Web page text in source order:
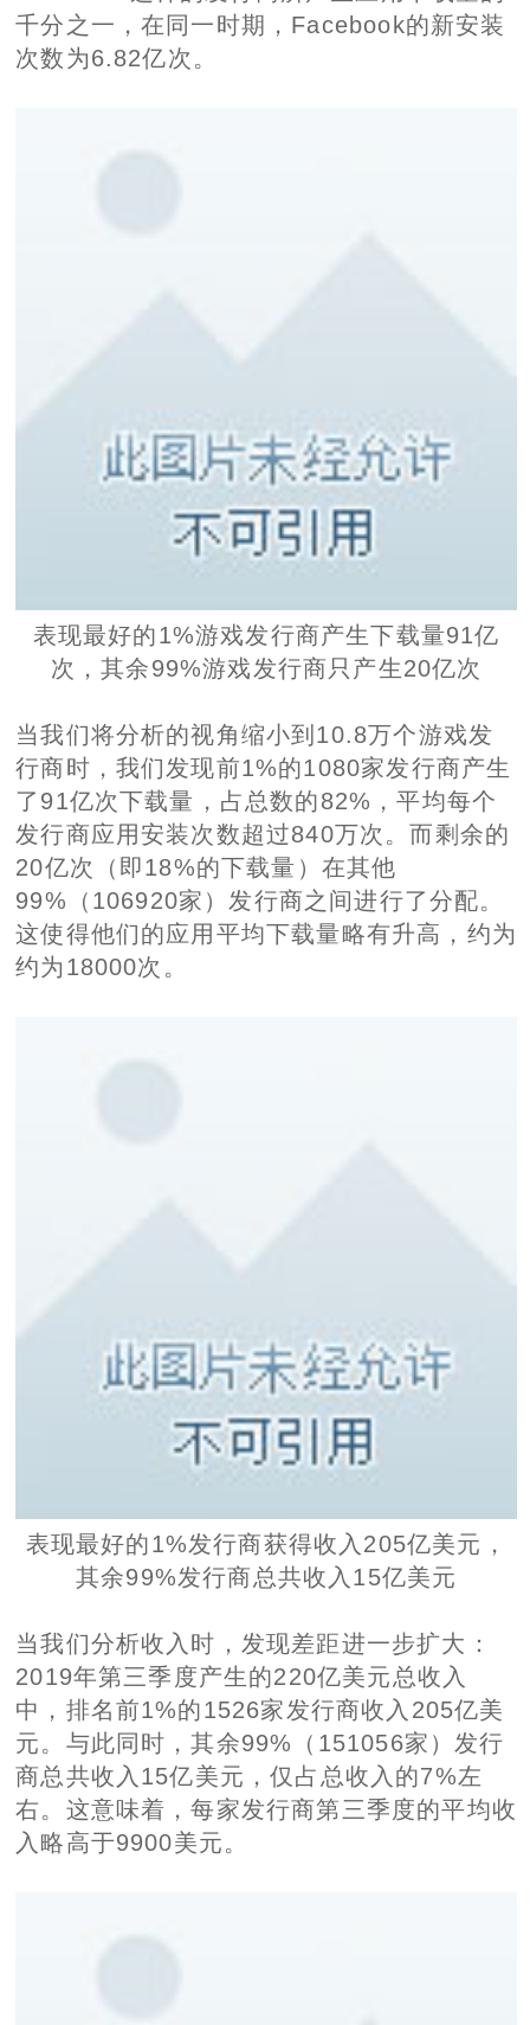
千分之一，在同一时期，Facebook的新安装
次数为6.82亿次。
表现最好的1%游戏发行商产生下载量91亿
次，其余99%游戏发行商只产生20亿次
当我们将分析的视角缩小到10.8万个游戏发
行商时，我们发现前1%的1080家发行商产生
了91亿次下载量，占总数的82%，平均每个
发行商应用安装次数超过840万次。而剩余的
20亿次（即18%的下载量）在其他
99%（106920家）发行商之间进行了分配。
这使得他们的应用平均下载量略有升高，约为
约为18000次。
表现最好的1%发行商获得收入205亿美元，
其余99%发行商总共收入15亿美元
当我们分析收入时，发现差距进一步扩大：
2019年第三季度产生的220亿美元总收入
中，排名前1%的1526家发行商收入205亿美
元。与此同时，其余99%（151056家）发行
商总共收入15亿美元，仅占总收入的7%左
右。这意味着，每家发行商第三季度的平均收
入略高于9900美元。